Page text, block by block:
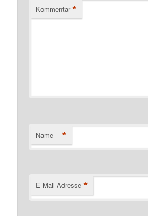
Kommentar *
Name *
E-Mail-Adresse *